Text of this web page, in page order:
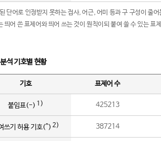
단어로 인정받지 못하는 접사, 어근, 어미 등과 구 구성이 줄
띄어 쓴 표제어와 띄어 쓰는 것이 원칙이되 붙여 쓸 수 있는 표
석 기호별 현황
기호 표제어 수
붙임표(-) 1) 425213
쓰기 허용 기호(^) 2) 387214